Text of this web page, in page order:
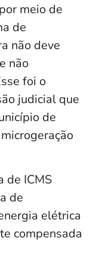
meio de
de
não deve
não
foi o
judicial que
de
de ICMS
de
elétrica
compensada